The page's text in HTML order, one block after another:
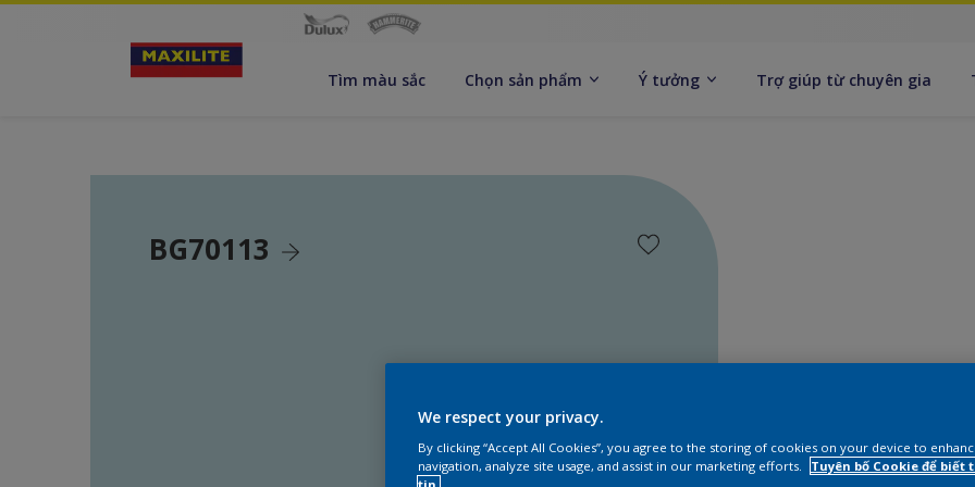
Tìm màu sắc Chọn sản phẩm Ý tưởng Trợ giúp từ chuyên gia
BG70113
Tìm
We respect your privacy.
By clicking “Accept All Cookies”, you agree to the storing of cookies on your device to
navigation, analyze site usage, and assist in our marketing efforts.
Tuyên bố Cookie để biết